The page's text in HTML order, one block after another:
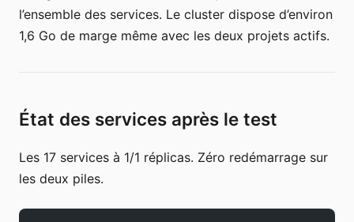
l’ensemble des services. Le cluster dispose d’environ
1,6 Go de marge même avec les deux projets actifs.
État des services après le test
Les 17 services à 1/1 réplicas. Zéro redémarrage sur
les deux piles.